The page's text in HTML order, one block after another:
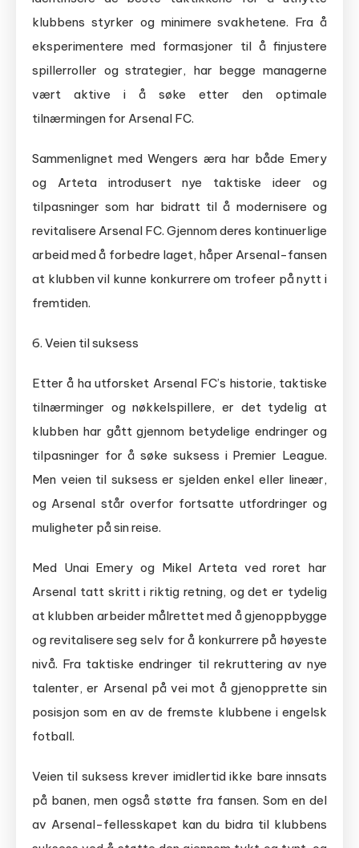
klubbens styrker og minimere svakhetene. Fra å
eksperimentere med formasjoner til å finjustere
spillerroller og strategier, har begge managerne
vært aktive i å søke etter den optimale
tilnærmingen for Arsenal FC.
Sammenlignet med Wengers æra har både Emery
og Arteta introdusert nye taktiske ideer og
tilpasninger som har bidratt til å modernisere og
revitalisere Arsenal FC. Gjennom deres kontinuerlige
arbeid med å forbedre laget, håper Arsenal-fansen
at klubben vil kunne konkurrere om trofeer på nytt i
fremtiden.
6. Veien til suksess
Etter å ha utforsket Arsenal FC’s historie, taktiske
tilnærminger og nøkkelspillere, er det tydelig at
klubben har gått gjennom betydelige endringer og
tilpasninger for å søke suksess i Premier League.
Men veien til suksess er sjelden enkel eller lineær,
og Arsenal står overfor fortsatte utfordringer og
muligheter på sin reise.
Med Unai Emery og Mikel Arteta ved roret har
Arsenal tatt skritt i riktig retning, og det er tydelig
at klubben arbeider målrettet med å gjenoppbygge
og revitalisere seg selv for å konkurrere på høyeste
nivå. Fra taktiske endringer til rekruttering av nye
talenter, er Arsenal på vei mot å gjenopprette sin
posisjon som en av de fremste klubbene i engelsk
fotball.
Veien til suksess krever imidlertid ikke bare innsats
på banen, men også støtte fra fansen. Som en del
av Arsenal-fellesskapet kan du bidra til klubbens